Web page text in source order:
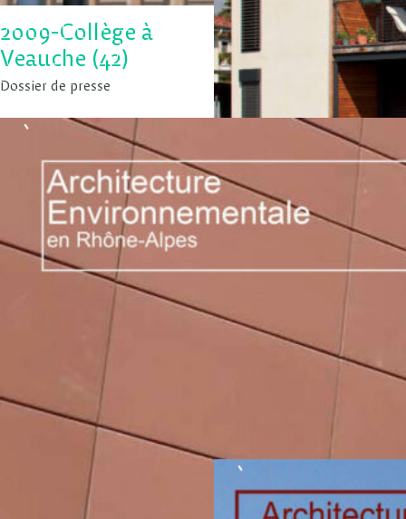
2009-Collège à
Veauche (42)
Dossier de presse
2008-Maisons des
Ainés à Moingt